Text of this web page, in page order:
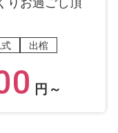
出棺
円～